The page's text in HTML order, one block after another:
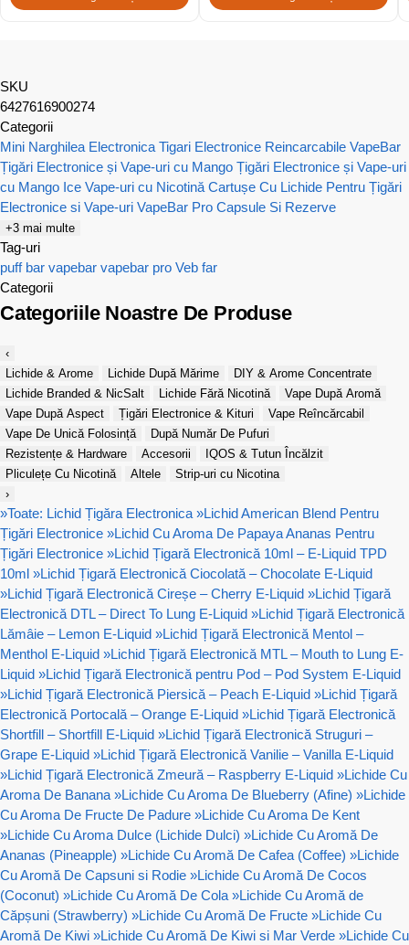
SKU
6427616900274
Categorii
Mini Narghilea Electronica Tigari Electronice Reincarcabile VapeBar
Țigări Electronice și Vape-uri cu Mango Țigări Electronice și Vape-uri
cu Mango Ice Vape-uri cu Nicotină Cartușe Cu Lichide Pentru Țigări
Electronice si Vape-uri VapeBar Pro Capsule Si Rezerve
+3 mai multe
Tag-uri
puff bar vapebar vapebar pro Veb far
Categorii
Categoriile Noastre De Produse
‹
Lichide & Arome
Lichide După Mărime
DIY & Arome Concentrate
Lichide Branded & NicSalt
Lichide Fără Nicotină
Vape După Aromă
Vape După Aspect
Țigări Electronice & Kituri
Vape Reîncărcabil
Vape De Unică Folosință
După Număr De Pufuri
Rezistențe & Hardware
Accesorii
IQOS & Tutun Încălzit
Pliculețe Cu Nicotină
Altele
Strip-uri cu Nicotina
›
»Toate: Lichid Țigăra Electronica »Lichid American Blend Pentru
Țigări Electronice »Lichid Cu Aroma De Papaya Ananas Pentru
Țigări Electronice »Lichid Țigară Electronică 10ml – E-Liquid TPD
10ml »Lichid Țigară Electronică Ciocolată – Chocolate E-Liquid
»Lichid Țigară Electronică Cireșe – Cherry E-Liquid »Lichid Țigară
Electronică DTL – Direct To Lung E-Liquid »Lichid Țigară Electronică
Lămâie – Lemon E-Liquid »Lichid Țigară Electronică Mentol –
Menthol E-Liquid »Lichid Țigară Electronică MTL – Mouth to Lung E-
Liquid »Lichid Țigară Electronică pentru Pod – Pod System E-Liquid
»Lichid Țigară Electronică Piersică – Peach E-Liquid »Lichid Țigară
Electronică Portocală – Orange E-Liquid »Lichid Țigară Electronică
Shortfill – Shortfill E-Liquid »Lichid Țigară Electronică Struguri –
Grape E-Liquid »Lichid Țigară Electronică Vanilie – Vanilla E-Liquid
»Lichid Țigară Electronică Zmeură – Raspberry E-Liquid »Lichide Cu
Aroma De Banana »Lichide Cu Aroma De Blueberry (Afine) »Lichide
Cu Aroma De Fructe De Padure »Lichide Cu Aroma De Kent
»Lichide Cu Aroma Dulce (Lichide Dulci) »Lichide Cu Aromă De
Ananas (Pineapple) »Lichide Cu Aromă De Cafea (Coffee) »Lichide
Cu Aromă De Capsuni si Rodie »Lichide Cu Aromă De Cocos
(Coconut) »Lichide Cu Aromă De Cola »Lichide Cu Aromă de
Căpșuni (Strawberry) »Lichide Cu Aromă De Fructe »Lichide Cu
Aromă De Kiwi »Lichide Cu Aromă De Kiwi si Mar Verde »Lichide Cu